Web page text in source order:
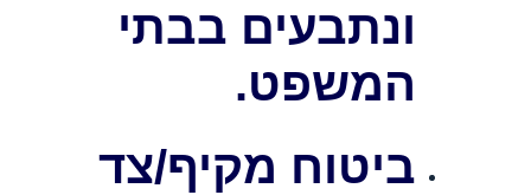
ונתבעים בבתי
המשפט.
ביטוח מקיף/צד